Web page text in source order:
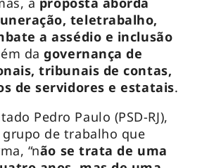
teletrabalho,
a assédio e inclusão
dagovernança de
tribunais de contas,
de servidores e estatais.
Pedro Paulo (PSD-RJ),
de trabalho que
“não se trata de uma